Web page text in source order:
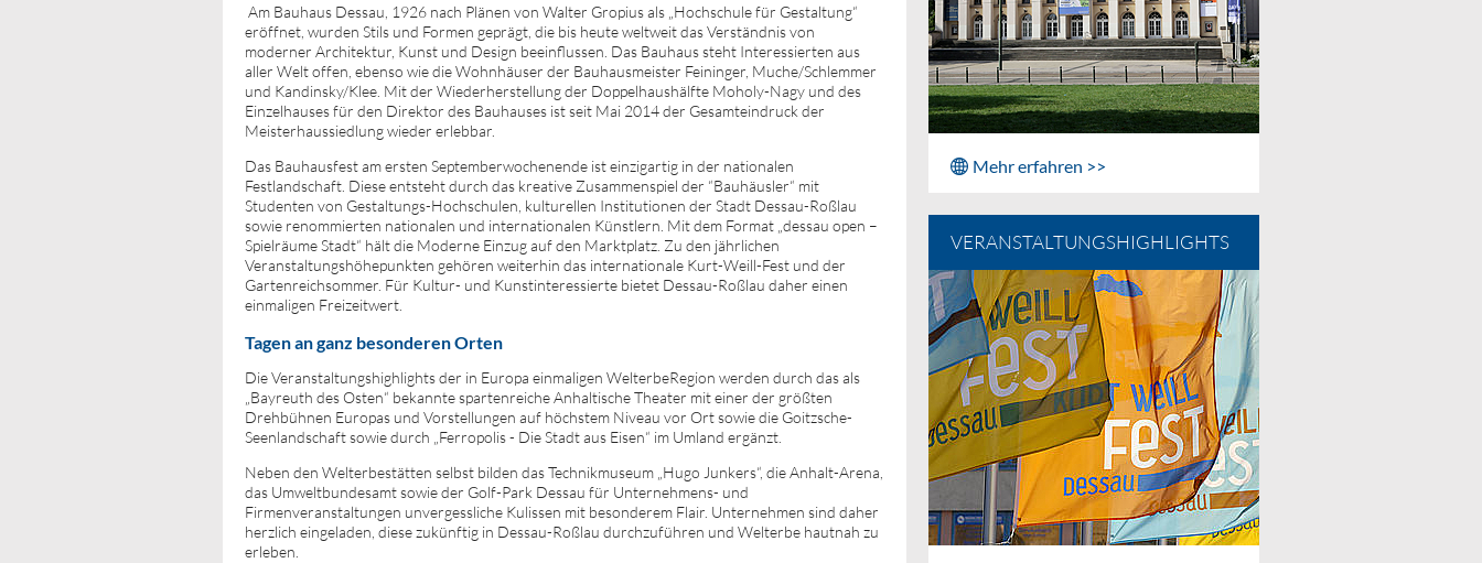
Am Bauhaus Dessau, 1926 nach Plänen von Walter Gropius als „Hochschule für Gestaltung“
eröffnet, wurden Stils und Formen geprägt, die bis heute weltweit das Verständnis von
moderner Architektur, Kunst und Design beeinflussen. Das Bauhaus steht Interessierten aus
aller Welt offen, ebenso wie die Wohnhäuser der Bauhausmeister Feininger, Muche/Schlemmer
und Kandinsky/Klee. Mit der Wiederherstellung der Doppelhaushälfte Moholy-Nagy und des
Einzelhauses für den Direktor des Bauhauses ist seit Mai 2014 der Gesamteindruck der
Meisterhaussiedlung wieder erlebbar.
Das Bauhausfest am ersten Septemberwochenende ist einzigartig in der nationalen
Festlandschaft. Diese entsteht durch das kreative Zusammenspiel der “Bauhäusler“ mit
Studenten von Gestaltungs-Hochschulen, kulturellen Institutionen der Stadt Dessau-Roßlau
sowie renommierten nationalen und internationalen Künstlern. Mit dem Format „dessau open –
Spielräume Stadt“ hält die Moderne Einzug auf den Marktplatz. Zu den jährlichen
Veranstaltungshöhepunkten gehören weiterhin das internationale Kurt-Weill-Fest und der
Gartenreichsommer. Für Kultur- und Kunstinteressierte bietet Dessau-Roßlau daher einen
einmaligen Freizeitwert.
Tagen an ganz besonderen Orten
Die Veranstaltungshighlights der in Europa einmaligen WelterbeRegion werden durch das als
„Bayreuth des Osten“ bekannte spartenreiche Anhaltische Theater mit einer der größten
Drehbühnen Europas und Vorstellungen auf höchstem Niveau vor Ort sowie die Goitzsche-
Seenlandschaft sowie durch „Ferropolis - Die Stadt aus Eisen“ im Umland ergänzt.
Neben den Welterbestätten selbst bilden das Technikmuseum „Hugo Junkers“, die Anhalt-Arena,
das Umweltbundesamt sowie der Golf-Park Dessau für Unternehmens- und
Firmenveranstaltungen unvergessliche Kulissen mit besonderem Flair. Unternehmen sind daher
herzlich eingeladen, diese zukünftig in Dessau-Roßlau durchzuführen und Welterbe hautnah zu
erleben.
Mehr erfahren >>
VERANSTALTUNGSHIGHLIGHTS